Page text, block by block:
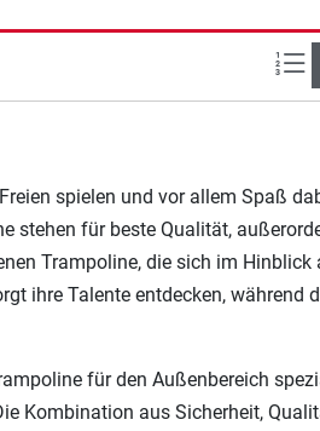
spielen und vor allem Spaß
stehen für beste Qualität,
Trampoline, die sich im Hinblick
ihre Talente entdecken, während
für den Außenbereich
Kombination aus Sicherheit,